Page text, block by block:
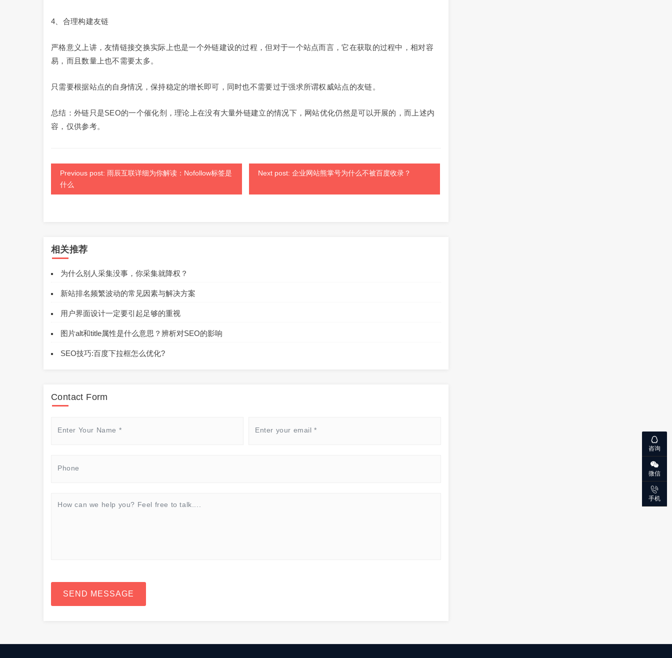
4、合理构建友链
严格意义上讲，友情链接交换实际上也是一个外链建设的过程，但对于一个站点而言，它在获取的过程中，相对容
易，而且数量上也不需要太多。
只需要根据站点的自身情况，保持稳定的增长即可，同时也不需要过于强求所谓权威站点的友链。
总结：外链只是SEO的一个催化剂，理论上在没有大量外链建立的情况下，网站优化仍然是可以开展的，而上述内
容，仅供参考。
Previous post: 雨辰互联详细为你解读：Nofollow标签是
什么
Next post: 企业网站熊掌号为什么不被百度收录？
相关推荐
为什么别人采集没事，你采集就降权？
新站排名频繁波动的常见因素与解决方案
用户界面设计一定要引起足够的重视
图片alt和title属性是什么意思？辨析对SEO的影响
SEO技巧:百度下拉框怎么优化?
Contact Form
SEND MESSAGE
咨询
微信
手机